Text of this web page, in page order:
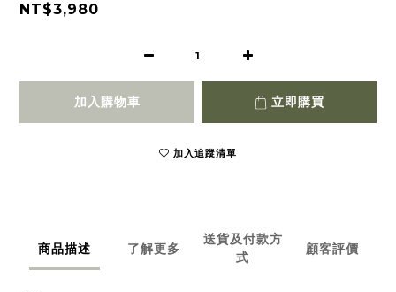
NT$3,980
加入購物車 立即購買
加入追蹤清單
商品描述 了解更多
送貨及付款方
式
顧客評價